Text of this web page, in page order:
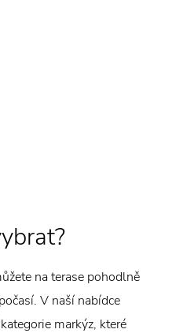
na terase pohodlně
V naší nabídce
markýz, které